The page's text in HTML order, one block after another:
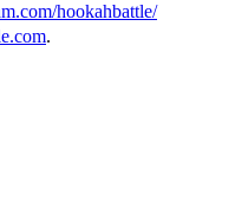
hookahbattle/
.